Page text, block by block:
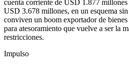
cuenta corriente de USD 1.877 millones
USD 3.678 millones, en un esquema
conviven un boom exportador de
para atesoramiento que vuelve a ser la
restricciones.
Impulso